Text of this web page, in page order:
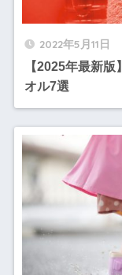
2022年5月11日
【2025年最新
オル7選